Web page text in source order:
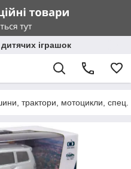
іграшок
трактори, мотоцикли, спец.